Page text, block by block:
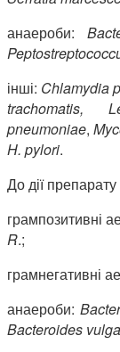
анаероби:
інші: Chlamydia
trachomatis,
pneumoniae,
H. pylori.
До дії
грампозитивні
R.;
грамнегативні
анаероби:
Bacteroides